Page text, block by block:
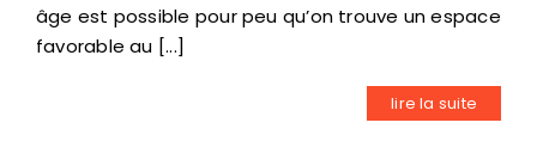
âge est possible pour peu qu’on trouve un espace
favorable au [...]
lire la suite